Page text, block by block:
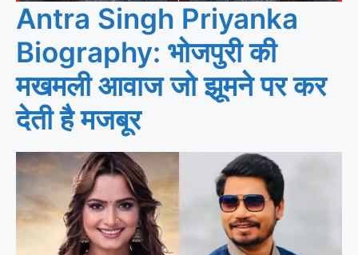
Antra Singh Priyanka
Biography: भोजपुरी की
मखमली आवाज जो झूमने पर कर
देती है मजबूर